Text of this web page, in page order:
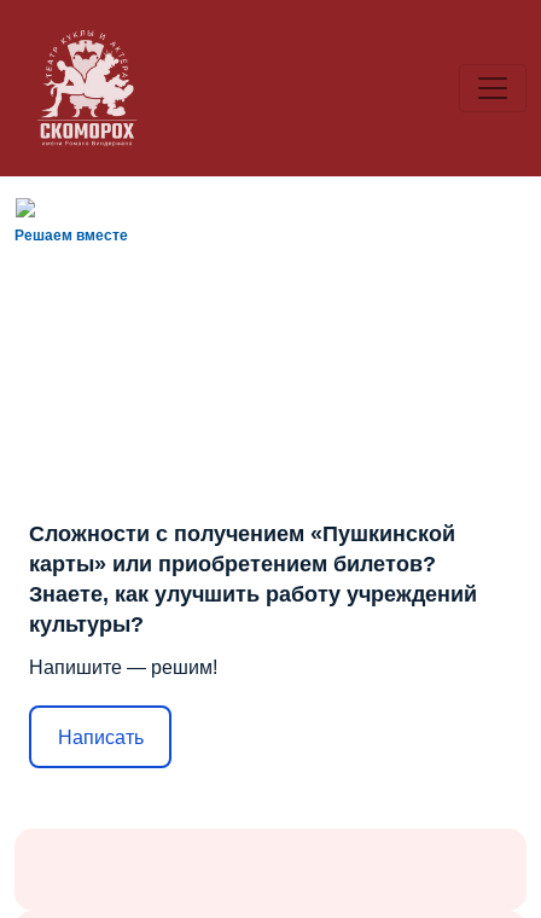
Решаем вместе
Сложности с получением «Пушкинской
карты» или приобретением билетов?
Знаете, как улучшить работу учреждений
культуры?
Напишите — решим!
Написать